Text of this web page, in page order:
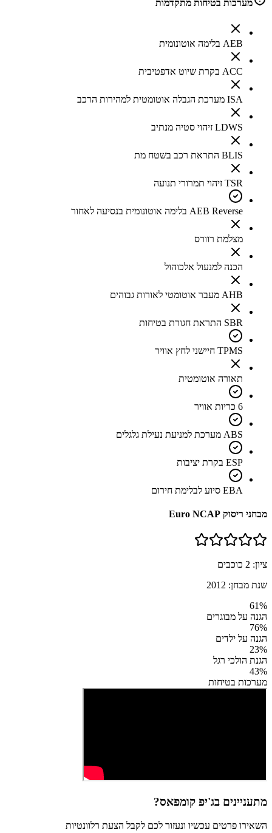
מערכות בטיחות מתקדמות
AEB בלימה אוטונומית
ACC בקרת שיוט אדפטיבית
ISA מערכת הגבלה אוטומטית למהירות הרכב
LDWS זיהוי סטיה מנתיב
BLIS התראת רכב בשטח מת
TSR זיהוי תמרורי תנועה
AEB Reverse בלימה אוטונומית בנסיעה לאחור
מצלמת רוורס
הכנה למנעול אלכוהול
AHB מעבר אוטומטי לאורות גבוהים
SBR התראת חגורת בטיחות
TPMS חיישני לחץ אוויר
תאורה אוטומטית
6 כריות אוויר
ABS מערכת למניעת נעילת גלגלים
ESP בקרת יציבות
EBA סיוע לבלימת חירום
מבחני ריסוק Euro NCAP
ציון: 2 כוכבים
שנת מבחן: 2012
61%
הגנה על מבוגרים
76%
הגנה על ילדים
23%
הגנת הולכי רגל
43%
מערכות בטיחות
מתעניינים בג'יפ קומפאס?
השאירו פרטים עכשיו ונעזור לכם לקבל הצעת רלוונטיות